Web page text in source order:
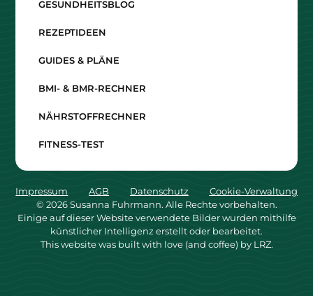
GESUNDHEITSBLOG
REZEPTIDEEN
GUIDES & PLÄNE
BMI- & BMR-RECHNER
NÄHRSTOFFRECHNER
FITNESS-TEST
© 2026Susanna Fuhrmann. Alle Rechte vorbehalten.
Einige auf dieser Website verwendete Bilder wurden mithilfe
künstlicher Intelligenz erstellt oder bearbeitet.
This website was built with love (and coffee) by LRZ.
Impressum AGB Datenschutz Cookie-Verwaltung